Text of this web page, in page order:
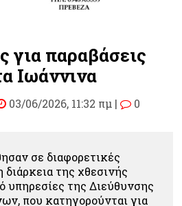
για παραβάσεις
Ιωάννινα
03/06/2026, 11:32 πμ |
0
σε διαφορετικές
της χθεσινής
υπηρεσίες της Διεύθυνσης
που κατηγορούνται για